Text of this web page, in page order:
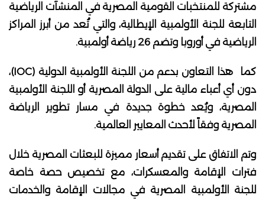
مشتركة للمنتخبات القومية المصرية في المنشآت الرياضية
التابعة للجنة الأولمبية الإيطالية، والتي تُعد من أبرز المراكز
الرياضية في أوروبا وتضم 26 رياضة أولمبية.
كما هذا التعاون بدعم من اللجنة الأولمبية الدولية (IOC)،
دون أي أعباء مالية على الدولة المصرية أو اللجنة الأولمبية
المصرية، ويُعد خطوة جديدة في مسار تطوير الرياضة
المصرية وفقاً لأحدث المعايير العالمية.
وتم الاتفاق على تقديم أسعار مميزة للبعثات المصرية خلال
فترات الإقامة والمعسكرات، مع تخصيص حصة خاصة
للجنة الأولمبية المصرية في مجالات الإقامة والخدمات